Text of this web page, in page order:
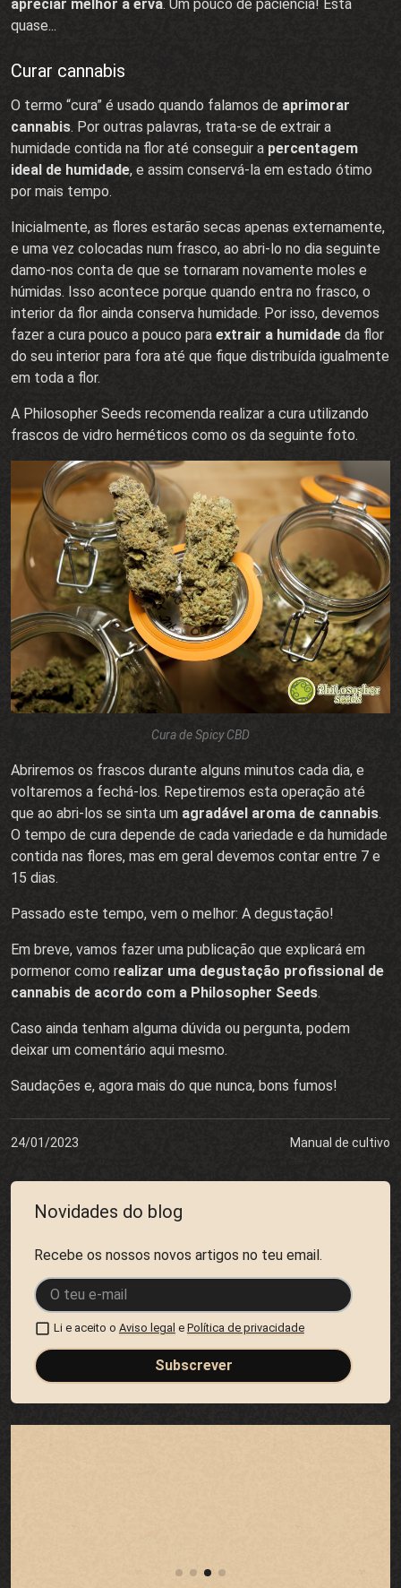
apreciar melhor a erva. Um pouco de paciência! Está
quase...
Curar cannabis
O termo “cura” é usado quando falamos de aprimorar
cannabis. Por outras palavras, trata-se de extrair a
humidade contida na flor até conseguir a percentagem
ideal de humidade, e assim conservá-la em estado ótimo
por mais tempo.
Inicialmente, as flores estarão secas apenas externamente,
e uma vez colocadas num frasco, ao abri-lo no dia seguinte
damo-nos conta de que se tornaram novamente moles e
húmidas. Isso acontece porque quando entra no frasco, o
interior da flor ainda conserva humidade. Por isso, devemos
fazer a cura pouco a pouco para extrair a humidade da flor
do seu interior para fora até que fique distribuída igualmente
em toda a flor.
A Philosopher Seeds recomenda realizar a cura utilizando
frascos de vidro herméticos como os da seguinte foto.
Cura de Spicy CBD
Abriremos os frascos durante alguns minutos cada dia, e
voltaremos a fechá-los. Repetiremos esta operação até
que ao abri-los se sinta um agradável aroma de cannabis.
O tempo de cura depende de cada variedade e da humidade
contida nas flores, mas em geral devemos contar entre 7 e
15 dias.
Passado este tempo, vem o melhor: A degustação!
Em breve, vamos fazer uma publicação que explicará em
pormenor como realizar uma degustação profissional de
cannabis de acordo com a Philosopher Seeds.
Caso ainda tenham alguma dúvida ou pergunta, podem
deixar um comentário aqui mesmo.
Saudações e, agora mais do que nunca, bons fumos!
24/01/2023 Manual de cultivo
Novidades do blog
Recebe os nossos novos artigos no teu email.
Li e aceito o Aviso legal e Política de privacidade
Subscrever